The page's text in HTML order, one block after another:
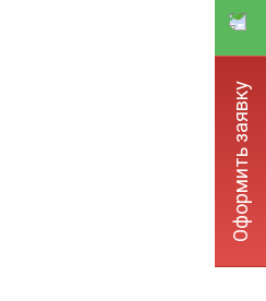
Оформить заявку